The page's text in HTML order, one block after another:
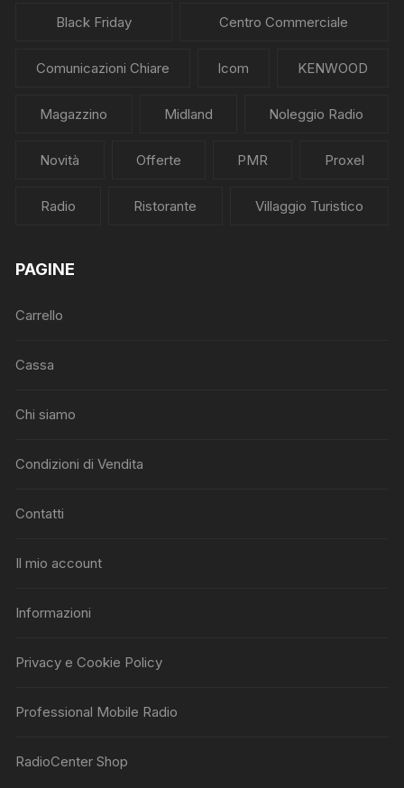
Black Friday Centro Commerciale
Comunicazioni Chiare Icom KENWOOD
Magazzino Midland Noleggio Radio
Novità Offerte PMR Proxel
Radio Ristorante Villaggio Turistico
PAGINE
Carrello
Cassa
Chi siamo
Condizioni di Vendita
Contatti
Il mio account
Informazioni
Privacy e Cookie Policy
Professional Mobile Radio
RadioCenter Shop